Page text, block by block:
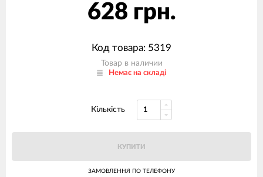
628 грн.
Код товара: 5319
Товар в наличии
Немає на складі
Кількість
КУПИТИ
ЗАМОВЛЕННЯ ПО ТЕЛЕФОНУ